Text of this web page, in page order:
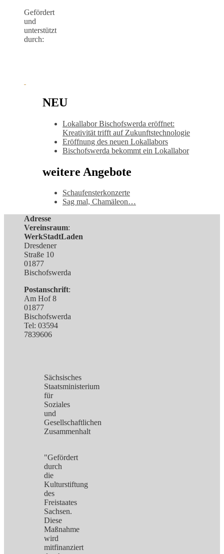
Gefördert
und
unterstützt
durch:
NEU
Lokallabor Bischofswerda eröffnet:
Kreativität trifft auf Zukunftstechnologie
Eröffnung des neuen Lokallabors
Bischofswerda bekommt ein Lokallabor
weitere Angebote
Schaufensterkonzerte
Sag mal, Chamäleon…
Adresse
Vereinsraum:
WerkStadtLaden
Dresdener
Straße 10
01877
Bischofswerda
Postanschrift:
Am Hof 8
01877
Bischofswerda
Tel: 03594
7839606
Sächsisches
Staatsministerium
für
Soziales
und
Gesellschaftlichen
Zusammenhalt
"Gefördert
durch
die
Kulturstiftung
des
Freistaates
Sachsen.
Diese
Maßnahme
wird
mitfinanziert